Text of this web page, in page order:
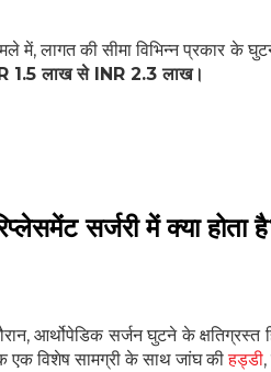
में, लागत की सीमा विभिन्न प्रकार के
1.5 लाख से INR 2.3 लाख।
सर्जरी में क्या होता
आर्थोपेडिक सर्जन घुटने के
एक विशेष सामग्री के साथ जांघ कीहड्डी